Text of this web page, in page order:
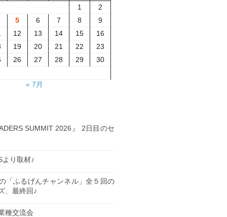
1
2
5 6 7 8
9
12 13 14 15
16
19 20 21 22
23
26 27 28 29
30
« 7月
SUMMIT 2026』 2日目のセ
より取材♪
「ふるげんチャンネル」全５回の
、最終回♪
種交流会